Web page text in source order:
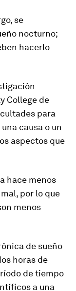
se
nocturno;
hacerlo
College de
para
causa o un
aspectos que
hace menos
por lo que
menos
de sueño
horas de
de tiempo
a una